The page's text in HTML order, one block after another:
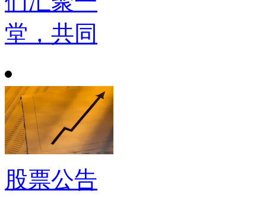
堂，共同
股票公告